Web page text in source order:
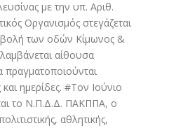
με την υπ. Αριθ.
Οργανισμός στεγάζεται
των οδών Κίμωνος &
αίθουσα
πραγματοποιούνται
ημερίδες. #Τον Ιούνιο
το Ν.Π.Δ.Δ. ΠΑΚΠΠΑ, ο
αθλητικής,